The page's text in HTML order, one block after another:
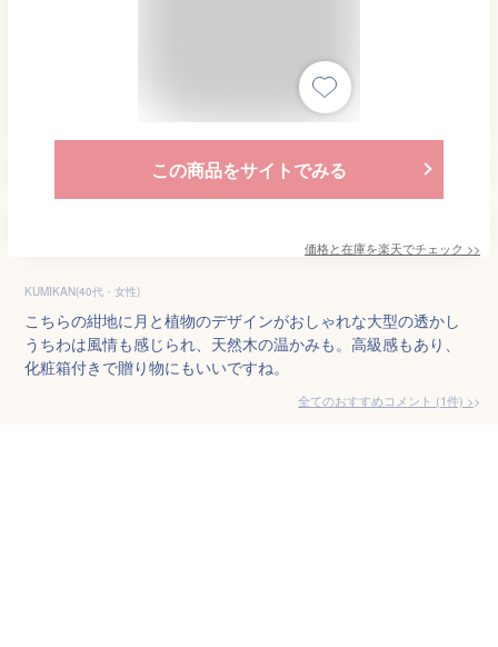
この商品をサイトでみる
価格と在庫を楽天でチェック >>
KUMIKAN(40代・女性)
こちらの紺地に月と植物のデザインがおしゃれな大型の透かし
うちわは風情も感じられ、天然木の温かみも。高級感もあり、
化粧箱付きで贈り物にもいいですね。
全てのおすすめコメント (1件) >